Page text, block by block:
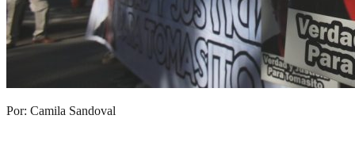
Por: Camila Sandoval